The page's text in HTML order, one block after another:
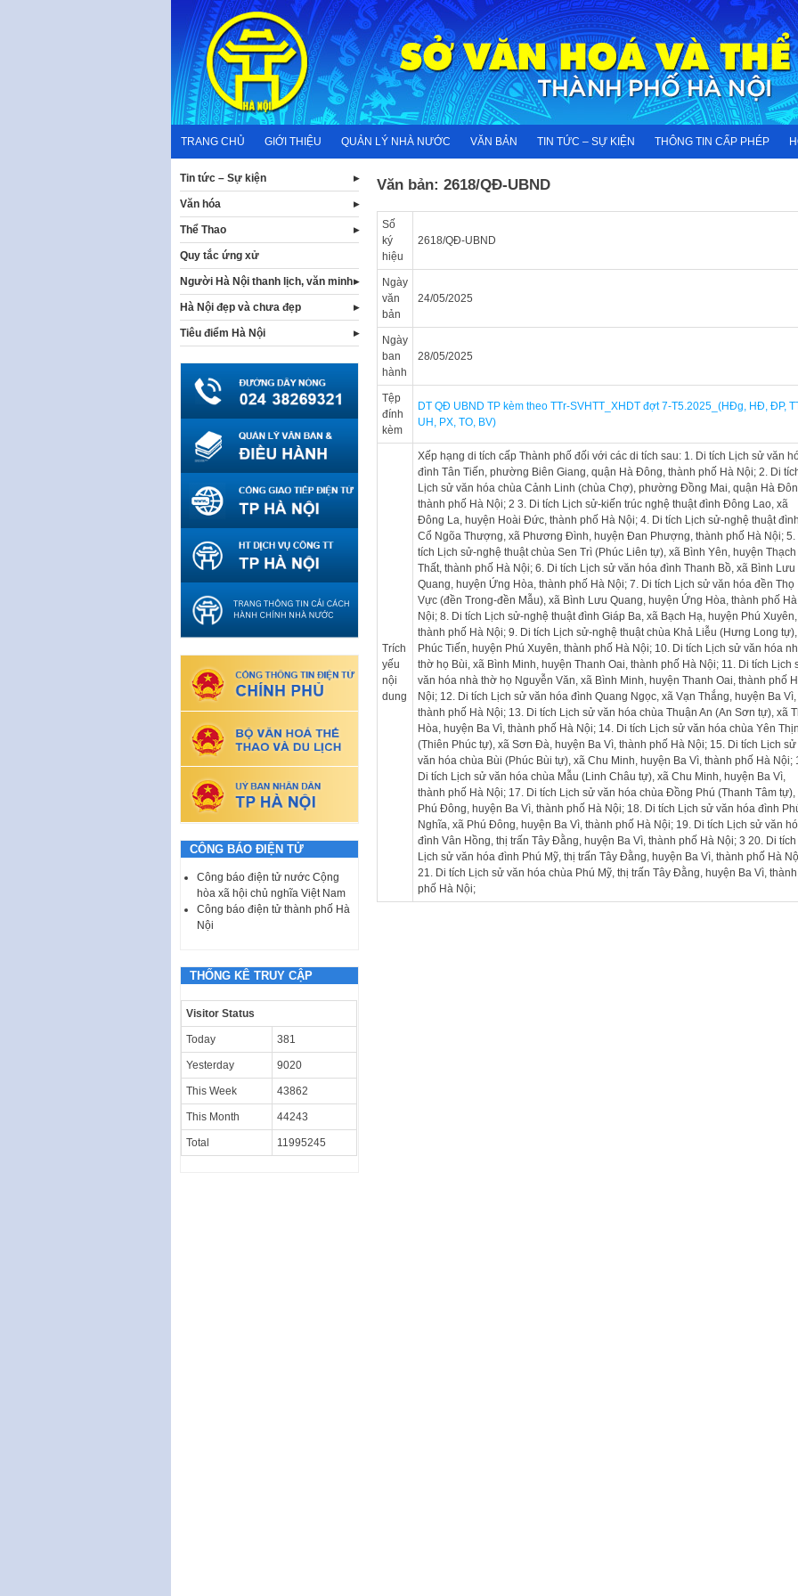
content
TRANG CHỦ GIỚI THIỆU QUẢN LÝ NHÀ NƯỚC VĂN BẢN TIN TỨC – SỰ KIỆN THÔNG TIN CẤP PHÉP
Văn bản: 2618/QĐ-UBND
Số
ký
hiệu
2618/QĐ-UBND
Ngày
văn
bản
24/05/2025
Ngày
ban
hành
28/05/2025
Tệp
đính
kèm
DT QĐ UBND TP kèm theo TTr-SVHTT_XHDT đợt 7-T5.2025_(HĐg, HĐ, ĐP,
UH, PX, TO, BV)
Trích
yếu
nội
dung
Xếp hạng di tích cấp Thành phố đối với các di tích sau: 1. Di tích Lịch sử văn
đình Tân Tiến, phường Biên Giang, quận Hà Đông, thành phố Hà Nội; 2. Di
Lịch sử văn hóa chùa Cảnh Linh (chùa Chợ), phường Đồng Mai, quận Hà
thành phố Hà Nội; 2 3. Di tích Lịch sử-kiến trúc nghệ thuật đình Đông Lao, xã
Đông La, huyện Hoài Đức, thành phố Hà Nội; 4. Di tích Lịch sử-nghệ thuật đình
Cổ Ngõa Thượng, xã Phương Đình, huyện Đan Phượng, thành phố Hà Nội; 5.
tích Lịch sử-nghệ thuật chùa Sen Trì (Phúc Liên tự), xã Bình Yên, huyện Thạch
Thất, thành phố Hà Nội; 6. Di tích Lịch sử văn hóa đình Thanh Bồ, xã Bình Lưu
Quang, huyện Ứng Hòa, thành phố Hà Nội; 7. Di tích Lịch sử văn hóa đền Thọ
Vực (đền Trong-đền Mẫu), xã Bình Lưu Quang, huyện Ứng Hòa, thành phố Hà
Nội; 8. Di tích Lịch sử-nghệ thuật đình Giáp Ba, xã Bạch Hạ, huyện Phú Xuyên,
thành phố Hà Nội; 9. Di tích Lịch sử-nghệ thuật chùa Khả Liễu (Hưng Long tự),
Phúc Tiến, huyện Phú Xuyên, thành phố Hà Nội; 10. Di tích Lịch sử văn hóa
thờ họ Bùi, xã Bình Minh, huyện Thanh Oai, thành phố Hà Nội; 11. Di tích Lịch
văn hóa nhà thờ họ Nguyễn Văn, xã Bình Minh, huyện Thanh Oai, thành phố
Nội; 12. Di tích Lịch sử văn hóa đình Quang Ngọc, xã Vạn Thắng, huyện Ba Vì,
thành phố Hà Nội; 13. Di tích Lịch sử văn hóa chùa Thuận An (An Sơn tự), xã
Hòa, huyện Ba Vì, thành phố Hà Nội; 14. Di tích Lịch sử văn hóa chùa Yên
(Thiên Phúc tự), xã Sơn Đà, huyện Ba Vì, thành phố Hà Nội; 15. Di tích Lịch sử
văn hóa chùa Bùi (Phúc Bùi tự), xã Chu Minh, huyện Ba Vì, thành phố Hà Nội;
Di tích Lịch sử văn hóa chùa Mẫu (Linh Châu tự), xã Chu Minh, huyện Ba Vì,
thành phố Hà Nội; 17. Di tích Lịch sử văn hóa chùa Đồng Phú (Thanh Tâm tự),
Phú Đông, huyện Ba Vì, thành phố Hà Nội; 18. Di tích Lịch sử văn hóa đình
Nghĩa, xã Phú Đông, huyện Ba Vì, thành phố Hà Nội; 19. Di tích Lịch sử văn
đình Vân Hồng, thị trấn Tây Đằng, huyện Ba Vì, thành phố Hà Nội; 3 20. Di tích
Lịch sử văn hóa đình Phú Mỹ, thị trấn Tây Đằng, huyện Ba Vì, thành phố Hà
21. Di tích Lịch sử văn hóa chùa Phú Mỹ, thị trấn Tây Đằng, huyện Ba Vì, thành
phố Hà Nội;
Tin tức – Sự kiện
Văn hóa
Thể Thao
Quy tắc ứng xử
Người Hà Nội thanh lịch, văn minh
Hà Nội đẹp và chưa đẹp
Tiêu điểm Hà Nội
CÔNG BÁO ĐIỆN TỬ
Công báo điện tử nước Cộng
hòa xã hội chủ nghĩa Việt Nam
Công báo điện tử thành phố Hà
Nội
THỐNG KÊ TRUY CẬP
Visitor Status
Today 381
Yesterday 9020
This Week 43862
This Month 44243
Total 11995245